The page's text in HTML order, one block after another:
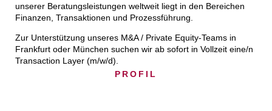
unserer Beratungsleistungen weltweit liegt in den Bereichen
Finanzen, Transaktionen und Prozessführung.
Zur Unterstützung unseres M&A / Private Equity-Teams in
Frankfurt oder München suchen wir ab sofort in Vollzeit eine/n
Transaction Layer (m/w/d).
PROFIL